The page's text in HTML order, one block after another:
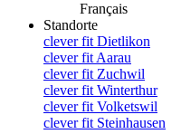
Français
Standorte
clever fit Dietlikon
clever fit Aarau
clever fit Zuchwil
clever fit Winterthur
clever fit Volketswil
clever fit Steinhausen